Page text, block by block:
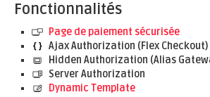
Fonctionnalités
Page de paiement sécurisée
Ajax Authorization (Flex Checkout)
Hidden Authorization (Alias
Server Authorization
Dynamic Template